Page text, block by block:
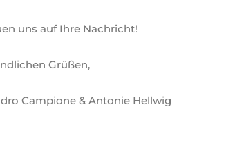
uns auf Ihre Nachricht!
Grüßen,
Campione & Antonie Hellwig